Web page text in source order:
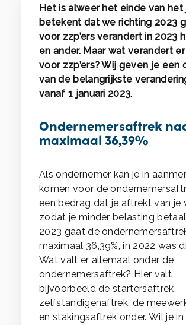
Het is alweer het einde van het
betekent dat we richting 2023
voor zzp’ers verandert in 2023
en ander. Maar wat verandert
voor zzp’ers? Wij geven je een
van de belangrijkste
vanaf 1 januari 2023.
Ondernemersaftrek
maximaal 36,39%
Als ondernemer kan je in
komen voor de
een bedrag dat je aftrekt van je
zodat je minder belasting
2023 gaat de
maximaal 36,39%, in 2022 was
Wat valt er allemaal onder de
ondernemersaftrek? Hier valt
bijvoorbeeld de startersaftrek,
zelfstandigenaftrek, de
en stakingsaftrek onder. Wil je in